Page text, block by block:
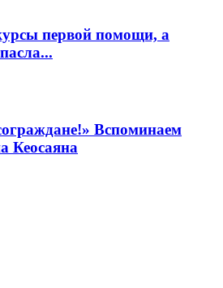
первой помощи, а
Вспоминаем
Кеосаяна